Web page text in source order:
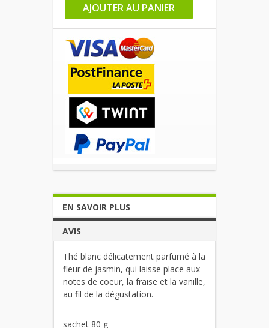
AJOUTER AU PANIER
EN SAVOIR PLUS
AVIS
Thé blanc délicatement parfumé à la
fleur de jasmin, qui laisse place aux
notes de coeur, la fraise et la vanille,
au fil de la dégustation.
sachet 80 g